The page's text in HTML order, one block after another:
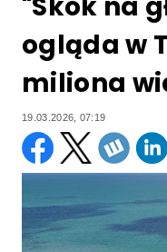
"Skok na
ogląda w
miliona
19.03.2026, 07:19